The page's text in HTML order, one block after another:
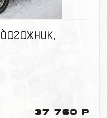
37 760 Р